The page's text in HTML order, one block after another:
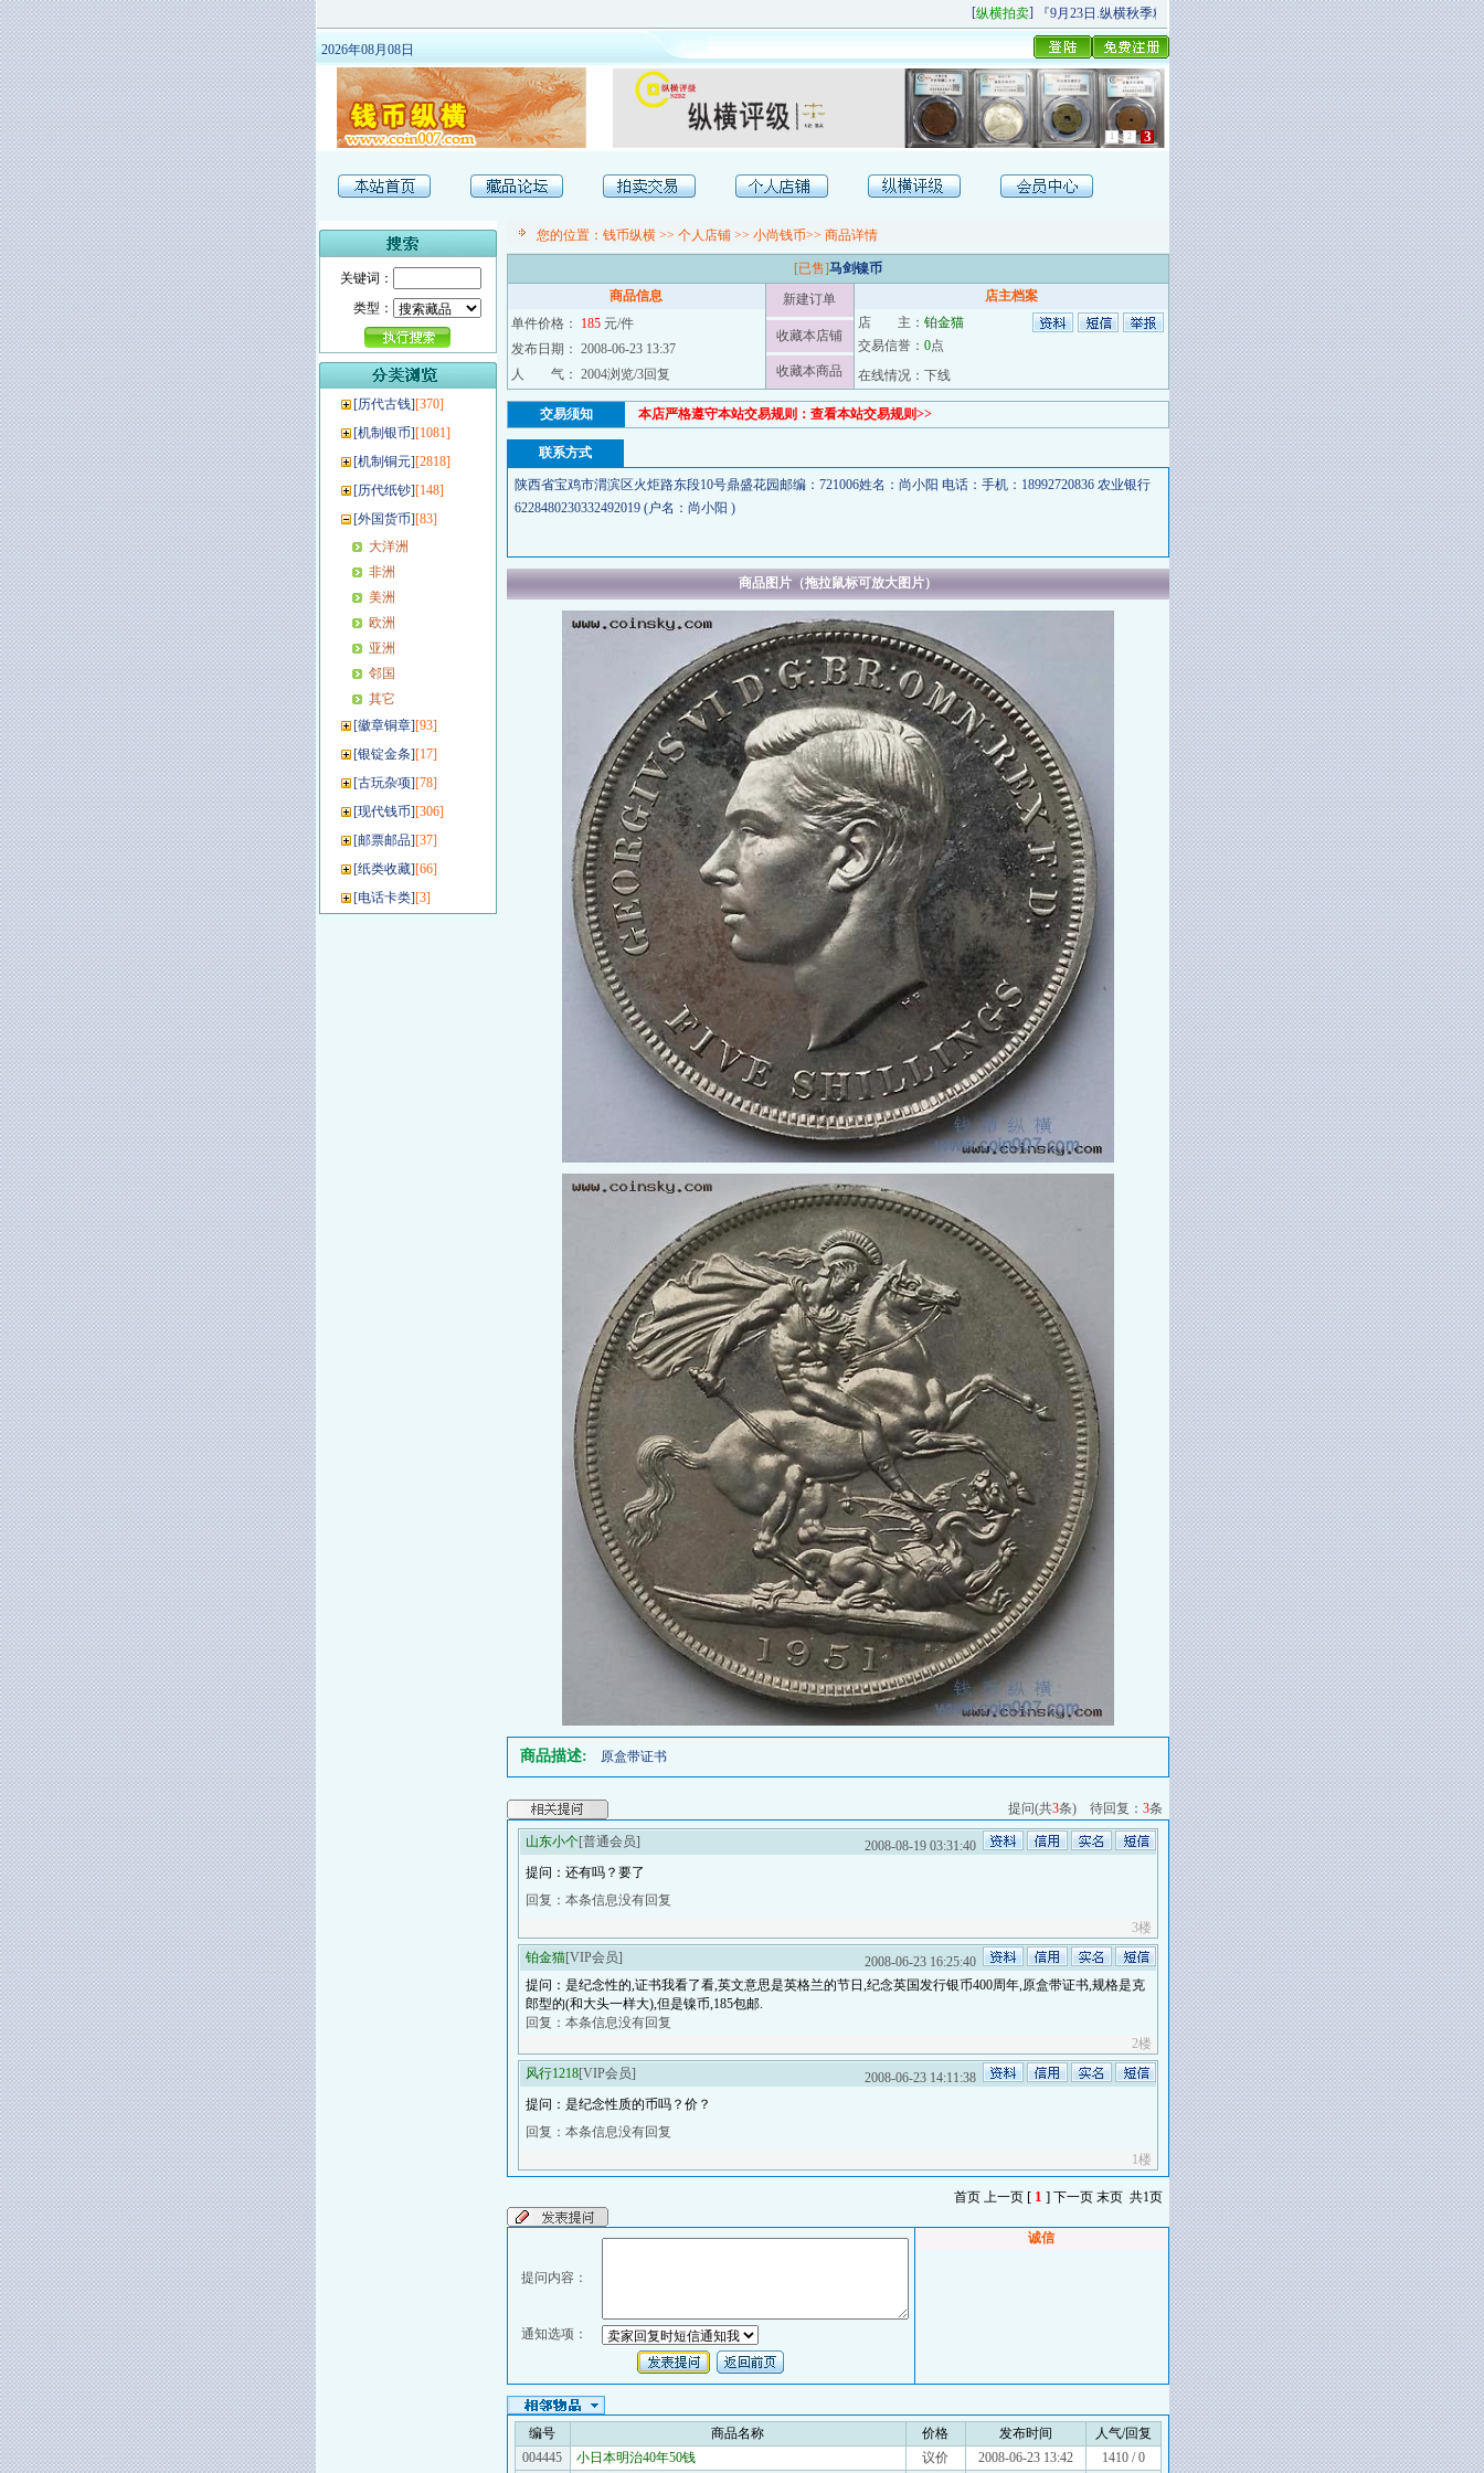
纵横拍卖]『9月23日.纵横秋季精品场P场』 今日上新！[纵横拍卖]9月20日.纵横秋季杂项
2026年08月08日
1 2 3
关键词：
类型：
[历代古钱][370]
[机制银币][1081]
[机制铜元][2818]
[历代纸钞][148]
[外国货币][83]
大洋洲
非洲
美洲
欧洲
亚洲
邻国
其它
[徽章铜章][93]
[银锭金条][17]
[古玩杂项][78]
[现代钱币][306]
[邮票邮品][37]
[纸类收藏][66]
[电话卡类][3]
您的位置： 钱币纵横 >> 个人店铺 >> 小尚钱币>> 商品详情
[已售]马剑镍币
商品信息
单件价格：
185 元/件
发布日期： 2008-06-23 13:37
人 气： 2004浏览/3回复
新建订单
收藏本店铺
收藏本商品
店主档案
店 主： 铂金猫
交易信誉： 0点
在线情况：下线
交易须知 本店严格遵守本站交易规则： 查看本站交易规则>>
联系方式
陕西省宝鸡市渭滨区火炬路东段10号鼎盛花园邮编：721006姓名：尚小阳 电话：手机：18992720836 农业银行
6228480230332492019 (户名：尚小阳 )
商品图片（拖拉鼠标可放大图片）
商品描述: 原盒带证书
提问(共3条) 待回复： 3条
山东小个[普通会员]
2008-08-19 03:31:40
提问：还有吗？要了
回复：本条信息没有回复
3楼
铂金猫[VIP会员]
2008-06-23 16:25:40
提问：是纪念性的,证书我看了看,英文意思是英格兰的节日,纪念英国发行银币400周年,原盒带证书,规格是克
郎型的(和大头一样大),但是镍币,185包邮.
回复：本条信息没有回复
2楼
风行1218[VIP会员]
2008-06-23 14:11:38
提问：是纪念性质的币吗？价？
回复：本条信息没有回复
1楼
首页 上一页 [ 1 ] 下一页 末页 共1页
提问内容：
通知选项：
诚信
编号 商品名称 价格 发布时间
人气/回复
004445
小日本明治40年50钱 议价 2008-06-23 13:42 1410 / 0